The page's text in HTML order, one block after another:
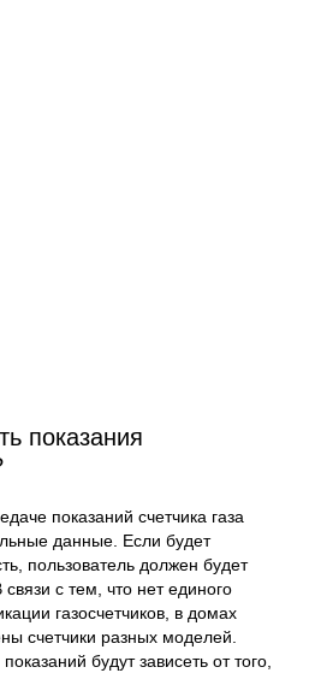
показания
показаний счетчика газа
данные. Если будет
пользователь должен будет
связи с тем, что нет единого
газосчетчиков, в домах
счетчики разных моделей.
будут зависеть от того,